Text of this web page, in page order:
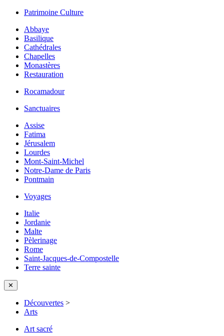
Patrimoine Culture
Abbaye
Basilique
Cathédrales
Chapelles
Monastères
Restauration
Rocamadour
Sanctuaires
Assise
Fatima
Jérusalem
Lourdes
Mont-Saint-Michel
Notre-Dame de Paris
Pontmain
Voyages
Italie
Jordanie
Malte
Pèlerinage
Rome
Saint-Jacques-de-Compostelle
Terre sainte
✕
Découvertes >
Arts
Art sacré